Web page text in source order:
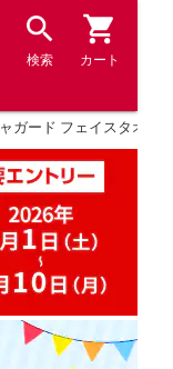
検索 カート
ガード フェイスタオル